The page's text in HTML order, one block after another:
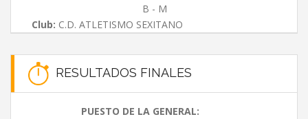
B - M
Club: C.D. ATLETISMO SEXITANO
RESULTADOS FINALES
PUESTO DE LA GENERAL: